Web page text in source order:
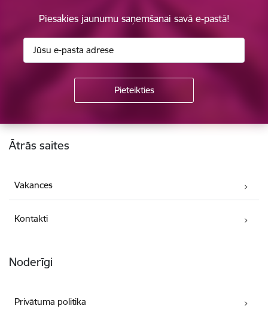
Piesakies jaunumu saņemšanai savā e-pastā!
Kājene
Ātrās saites
Vakances
Kontakti
Noderīgi
Privātuma politika